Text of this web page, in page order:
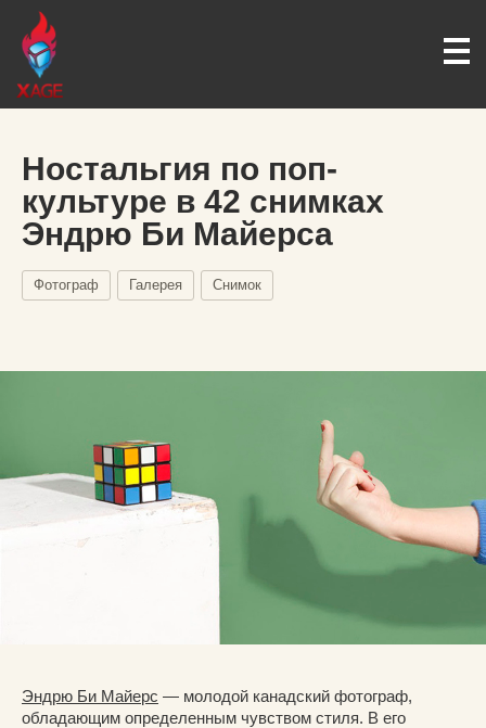
Ностальгия по поп-
культуре в 42 снимках
Эндрю Би Майерса
Фотограф Галерея Снимок
Эндрю Би Майерс — молодой канадский фотограф,
обладающим определенным чувством стиля. В его